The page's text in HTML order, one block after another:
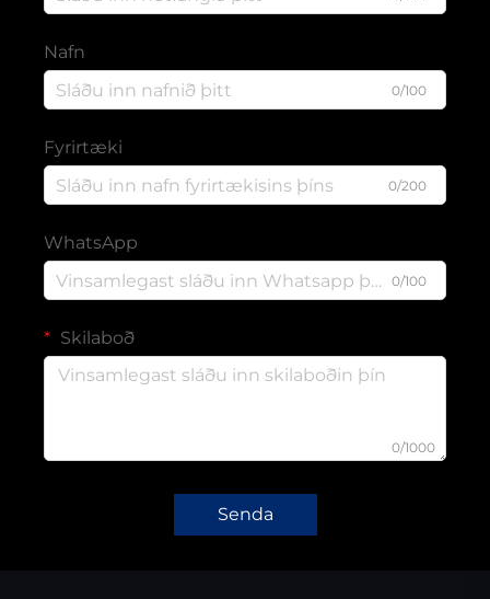
Nafn
0/100
Fyrirtæki
0/200
WhatsApp
0/100
Skilaboð
0/1000
Senda